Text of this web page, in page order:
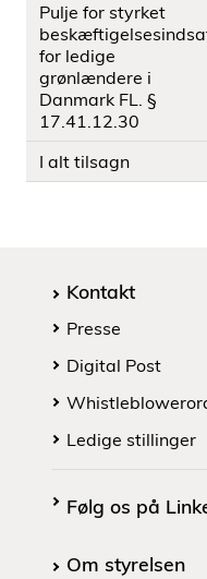
Pulje for styrket
for ledige
grønlændere i
Danmark FL. §
17.41.12.30
I alt tilsagn
Kontakt
Presse
Digital Post
Ledige stillinger
Følg os på
Om styrelsen